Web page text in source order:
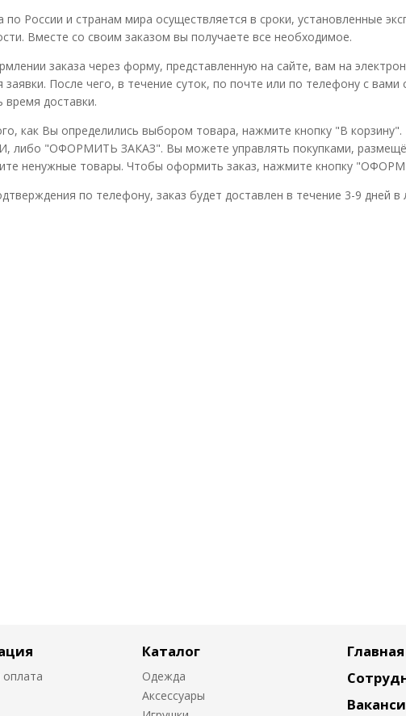
по России и странам мира осуществляется в сроки, установленные
Вместе со своим заказом вы получаете все необходимое.
заказа через форму, представленную на сайте, вам на
заявки. После чего, в течение суток, по почте или по телефону с
время доставки.
как Вы определились выбором товара, нажмите кнопку "В
либо "ОФОРМИТЬ ЗАКАЗ". Вы можете управлять покупками,
ненужные товары. Чтобы оформить заказ, нажмите кнопку
по телефону, заказ будет доставлен в течение 3-9 дней
Каталог
Одежда
Аксессуары
Главная